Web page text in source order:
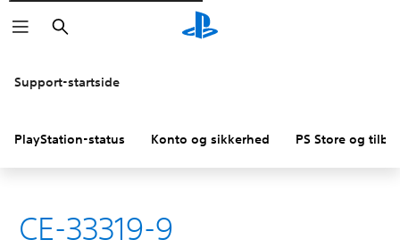
Søg
Support-startside
PlayStation-status Konto og sikkerhed PS Store og
CE-33319-9